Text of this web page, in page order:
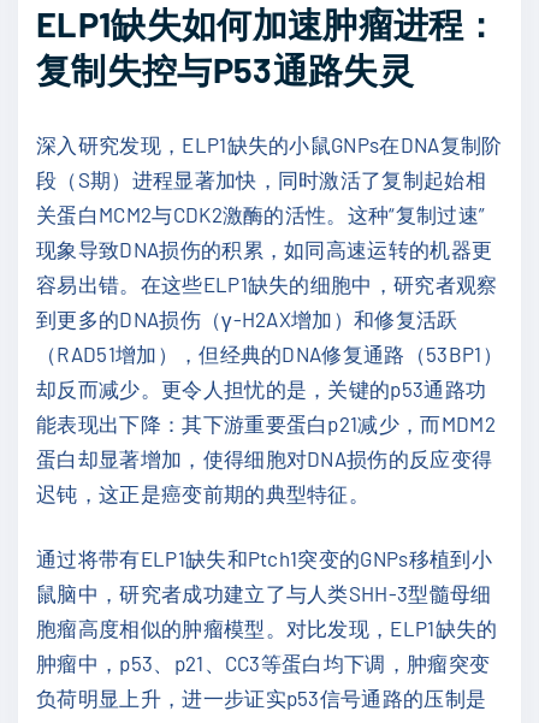
ELP1缺失如何加速肿瘤进程：
复制失控与P53通路失灵
深入研究发现，ELP1缺失的小鼠GNPs在DNA复制阶
段（S期）进程显著加快，同时激活了复制起始相
关蛋白MCM2与CDK2激酶的活性。这种“复制过速”
现象导致DNA损伤的积累，如同高速运转的机器更
容易出错。在这些ELP1缺失的细胞中，研究者观察
到更多的DNA损伤（γ-H2AX增加）和修复活跃
（RAD51增加），但经典的DNA修复通路（53BP1）
却反而减少。更令人担忧的是，关键的p53通路功
能表现出下降：其下游重要蛋白p21减少，而MDM2
蛋白却显著增加，使得细胞对DNA损伤的反应变得
迟钝，这正是癌变前期的典型特征。
通过将带有ELP1缺失和Ptch1突变的GNPs移植到小
鼠脑中，研究者成功建立了与人类SHH-3型髓母细
胞瘤高度相似的肿瘤模型。对比发现，ELP1缺失的
肿瘤中，p53、p21、CC3等蛋白均下调，肿瘤突变
负荷明显上升，进一步证实p53信号通路的压制是